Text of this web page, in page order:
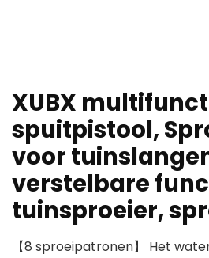
XUBX
spuitpistool,
voor
verstelbare
tuinsproeier,
【8 sproeipatronen】 Het